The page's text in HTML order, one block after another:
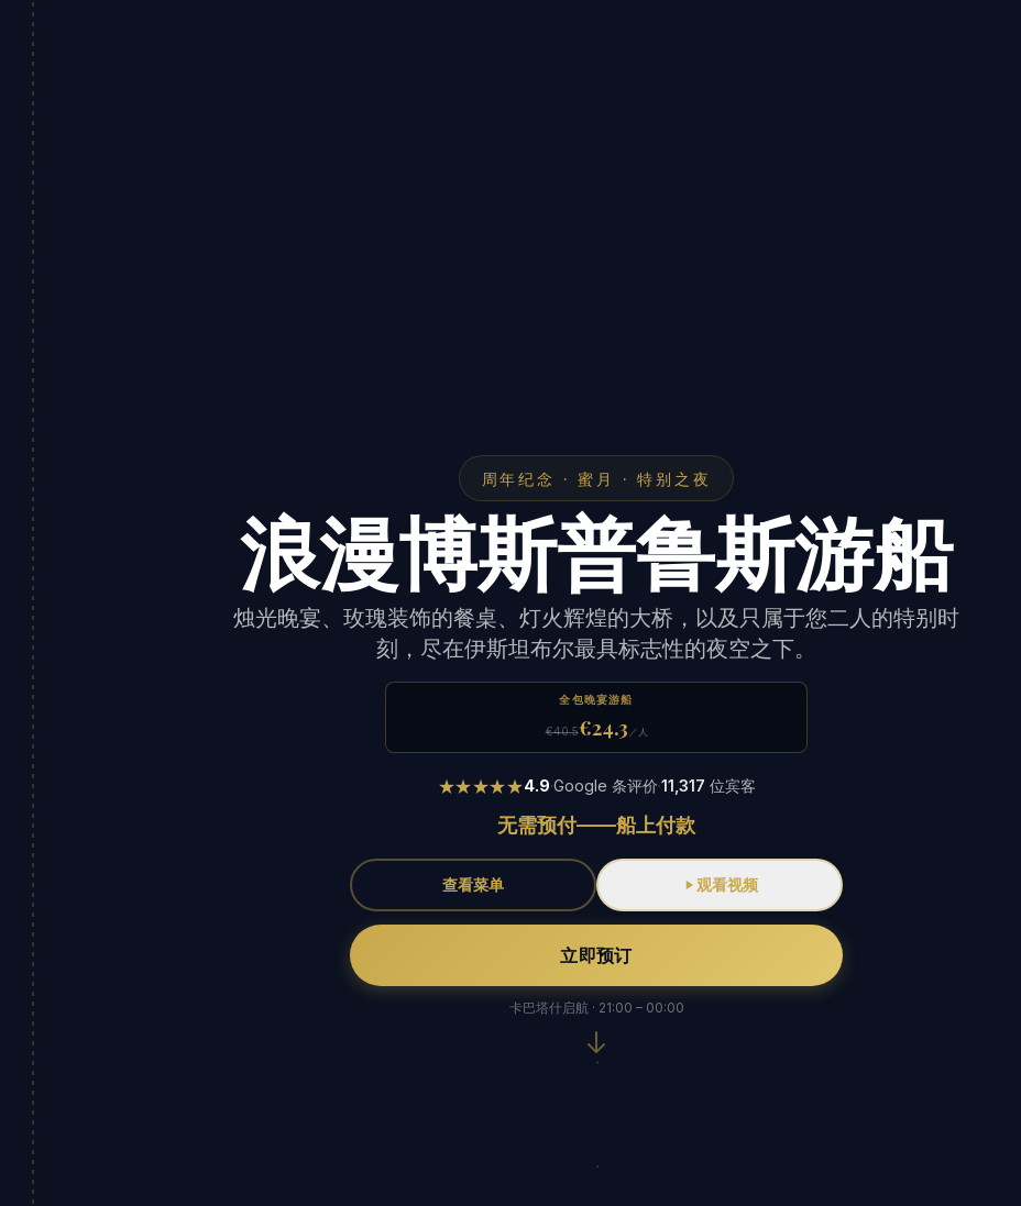
周年纪念 · 蜜月 · 特别之夜
浪漫博斯普鲁斯游船
烛光晚宴、玫瑰装饰的餐桌、灯火辉煌的大桥，以及只属于您二人的特别时
刻，尽在伊斯坦布尔最具标志性的夜空之下。
全包晚宴游船
€40.5€24.3 ／人
★★★★★4.9·Google 条评价·11,317 位宾客
无需预付——船上付款
查看菜单 观看视频
立即预订
卡巴塔什启航 · 21:00 – 00:00